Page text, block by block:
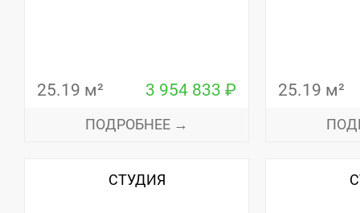
25.19 м² 3 954 833 ₽
ПОДРОБНЕЕ →
25.19 м²
СТУДИЯ